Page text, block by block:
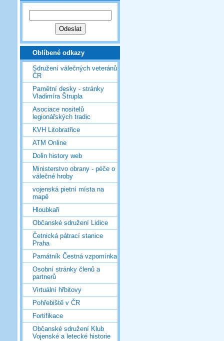
Oblíbené odkazy
Sdružení válečných veteránů
ČR
Pamětní desky - stránky
Vladimíra Štrupla
Asociace nositelů
legionářských tradic
KVH Litobratřice
ATM Online
Dolin history web
Ministerstvo obrany - péče o
válečné hroby
vojenská pietní místa na
mapě
Hloubkaři
Občanské sdružení Lidice
Četnická pátrací stanice
Praha
Památník Čestná vzpomínka
Osobní stránky členů a
partnerů
Virtuální hřbitovy
Pohřebiště v ČR
Fortifikace
Občanské sdružení Klub
Vojenské a letecké historie